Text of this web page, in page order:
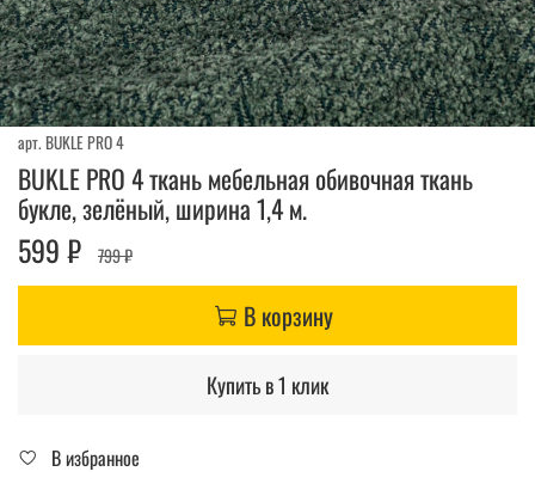
арт. BUKLE PRO 4
BUKLE PRO 4 ткань мебельная обивочная ткань
букле, зелёный, ширина 1,4 м.
599 ₽ 799 ₽
В корзину
Купить в 1 клик
В избранное